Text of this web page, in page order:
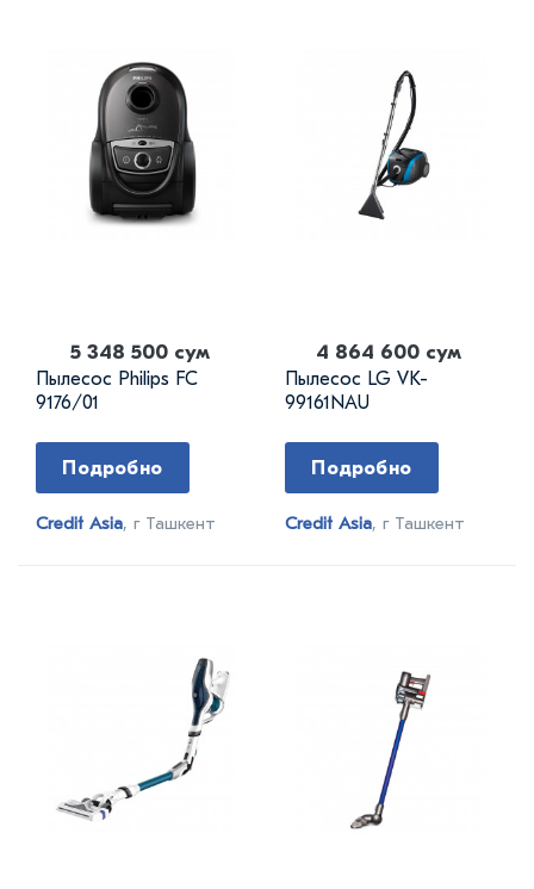
5 348 500 сум
Пылесос Philips FC
9176/01
Подробно
Credit Asia, г Ташкент
4 864 600 сум
Пылесос LG VK-
99161NAU
Подробно
Credit Asia, г Ташкент